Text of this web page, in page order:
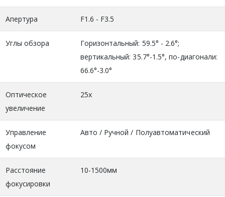
Апертура F1.6 - F3.5
Углы обзора
Горизонтальный: 59.5° - 2.6°;
вертикальный: 35.7°-1.5°, по-диагонали:
66.6°-3.0°
Оптическое
увеличение
25х
Управление
фокусом
Авто / Ручной / Полуавтоматический
Расстояние
фокусировки
10-1500мм